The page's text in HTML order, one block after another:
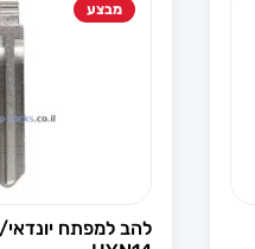
מבצע
להב למפתח